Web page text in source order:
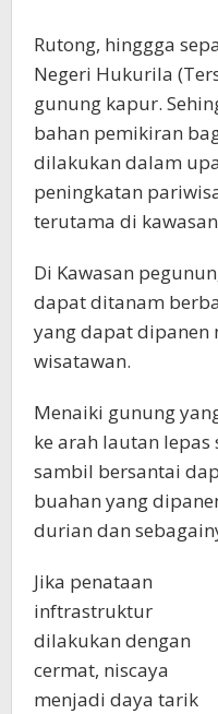
Rutong, hinggga
Negeri Hukurila
gunung kapur.
bahan pemikiran
dilakukan dalam
peningkatan
terutama di
Di Kawasan
dapat ditanam
yang dapat dipanen
wisatawan.
Menaiki gunung
ke arah lautan
sambil bersantai
buahan yang
durian dan
Jika penataan
inftrastruktur
dilakukan dengan
cermat, niscaya
menjadi daya tarik